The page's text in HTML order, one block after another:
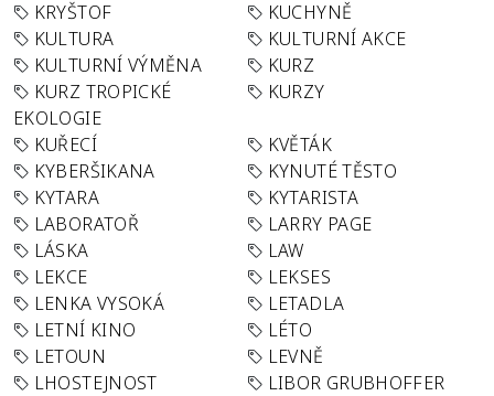
KRYŠTOF
KUCHYNĚ
KULTURA
KULTURNÍ AKCE
KULTURNÍ VÝMĚNA
KURZ
KURZ TROPICKÉ
EKOLOGIE
KURZY
KUŘECÍ
KVĚTÁK
KYBERŠIKANA
KYNUTÉ TĚSTO
KYTARA
KYTARISTA
LABORATOŘ
LARRY PAGE
LÁSKA
LAW
LEKCE
LEKSES
LENKA VYSOKÁ
LETADLA
LETNÍ KINO
LÉTO
LETOUN
LEVNĚ
LHOSTEJNOST
LIBOR GRUBHOFFER